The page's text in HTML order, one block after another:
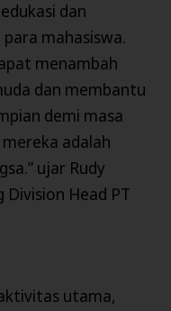
dan
mahasiswa.
menambah
dan membantu
demi masa
adalah
ujar Rudy
Head PT
utama,